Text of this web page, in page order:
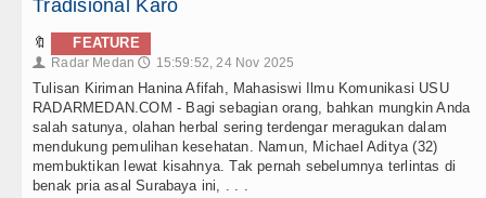
Tradisional Karo
🔖 FEATURE
👤 Radar Medan 🕔 15:59:52, 24 Nov 2025
Tulisan Kiriman Hanina Afifah, Mahasiswi Ilmu Komunikasi USU
RADARMEDAN.COM - Bagi sebagian orang, bahkan mungkin Anda
salah satunya, olahan herbal sering terdengar meragukan dalam
mendukung pemulihan kesehatan. Namun, Michael Aditya (32)
membuktikan lewat kisahnya. Tak pernah sebelumnya terlintas di
benak pria asal Surabaya ini, . . .